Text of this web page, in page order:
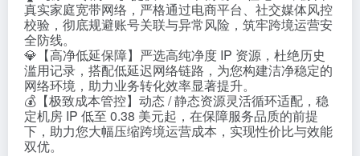
真实家庭宽带网络，严格通过电商平台、社交媒体风控
校验，彻底规避账号关联与异常风险，筑牢跨境运营安
全防线。
💎【高净低延保障】严选高纯净度 IP 资源，杜绝历史
滥用记录，搭配低延迟网络链路，为您构建洁净稳定的
网络环境，助力业务转化效率显著提升。
💰【极致成本管控】动态 / 静态资源灵活循环适配，稳
定机房 IP 低至 0.38 美元起，在保障服务品质的前提
下，助力您大幅压缩跨境运营成本，实现性价比与效能
双优。